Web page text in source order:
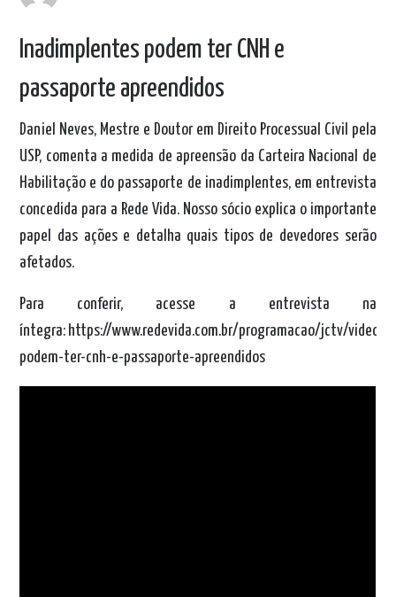
Inadimplentes podem ter CNH e
passaporte apreendidos
Daniel Neves, Mestre e Doutor em Direito Processual Civil pela
USP, comenta a medida de apreensão da Carteira Nacional de
Habilitação e do passaporte de inadimplentes, em entrevista
concedida para a Rede Vida. Nosso sócio explica o importante
papel das ações e detalha quais tipos de devedores serão
afetados.
Para conferir, acesse a entrevista na
íntegra: https://www.redevida.com.br/programacao/jctv/
podem-ter-cnh-e-passaporte-apreendidos